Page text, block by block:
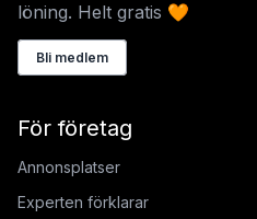
löning. Helt gratis 🧡
Bli medlem
För företag
Annonsplatser
Experten förklarar